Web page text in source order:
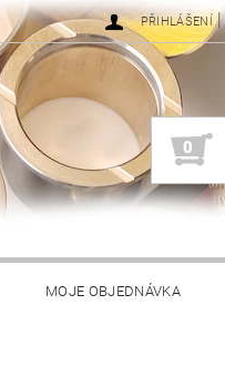
PŘIHLÁŠENÍ |
0
MOJE OBJEDNÁVKA